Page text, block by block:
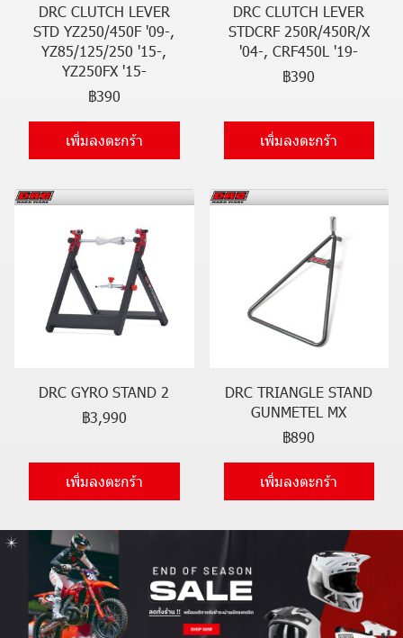
DRC CLUTCH LEVER
STD YZ250/450F '09-,
YZ85/125/250 '15-,
YZ250FX '15-
฿390
เพิ่มลงตะกร้า
DRC CLUTCH LEVER
STDCRF 250R/450R/X
'04-, CRF450L '19-
฿390
เพิ่มลงตะกร้า
DRC GYRO STAND 2
฿3,990
เพิ่มลงตะกร้า
DRC TRIANGLE STAND
GUNMETEL MX
฿890
เพิ่มลงตะกร้า